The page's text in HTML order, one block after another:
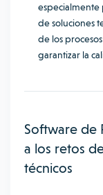
especialmente
de soluciones
de los
garantizar la
Software de
a los retos
técnicos